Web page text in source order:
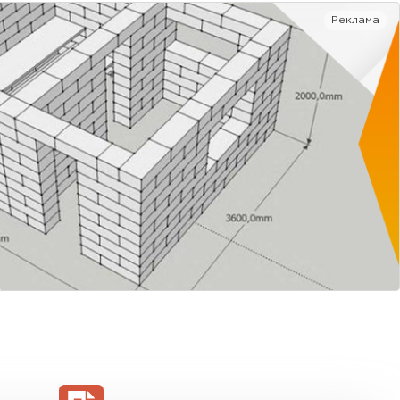
Реклама